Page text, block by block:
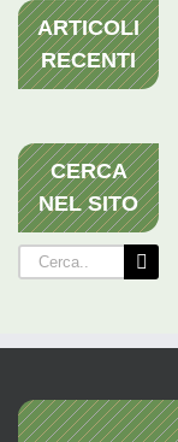
ARTICOLI
RECENTI
CERCA
NEL SITO
Cerca
per: